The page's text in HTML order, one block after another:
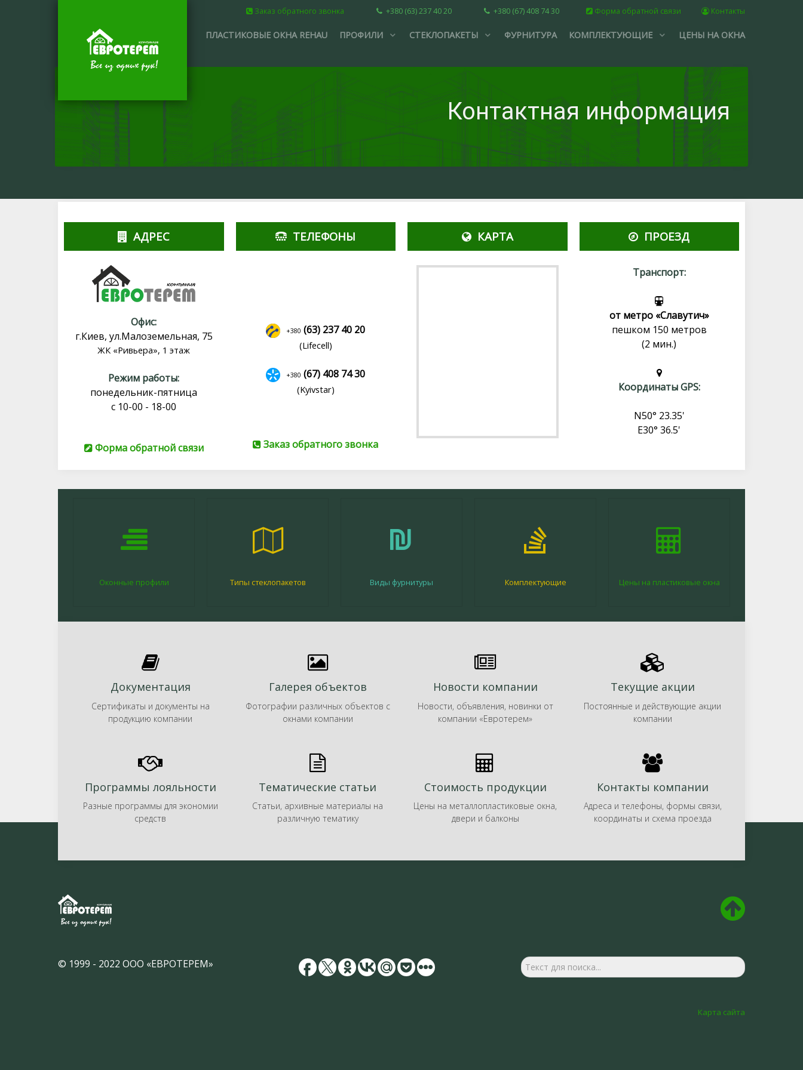
Заказ обратного звонка +380 (63) 237 40 20 +380 (67) 408 74 30 Форма обратной связи Контакты
ПЛАСТИКОВЫЕ ОКНА REHAU ПРОФИЛИ СТЕКЛОПАКЕТЫ ФУРНИТУРА КОМПЛЕКТУЮЩИЕ ЦЕНЫ НА ОКНА
Контактная информация
АДРЕС
Офис:
г.Киев, ул.Малоземельная, 75
ЖК «Ривьера», 1 этаж
Режим работы:
понедельник-пятница
с 10-00 - 18-00
Форма обратной связи
ТЕЛЕФОНЫ
+380 (63) 237 40 20
(Lifecell)
+380 (67) 408 74 30
(Kyivstar)
Заказ обратного звонка
КАРТА ПРОЕЗД
Транспорт:
от метро «Славутич»
пешком 150 метров
(2 мин.)
Координаты GPS:
N50° 23.35'
E30° 36.5'
Оконные профили Типы стеклопакетов Виды фурнитуры Комплектующие Цены на пластиковые окна
Документация
Сертификаты и документы на
продукцию компании
Галерея объектов
Фотографии различных объектов с
окнами компании
Новости компании
Новости, объявления, новинки от
компании «Евротерем»
Текущие акции
Постоянные и действующие акции
компании
Программы лояльности
Разные программы для экономии
средств
Тематические статьи
Статьи, архивные материалы на
различную тематику
Стоимость продукции
Цены на металлопластиковые окна,
двери и балконы
Контакты компании
Адреса и телефоны, формы связи,
координаты и схема проезда
© 1999 - 2022 ООО «ЕВРОТЕРЕМ»
Карта сайта